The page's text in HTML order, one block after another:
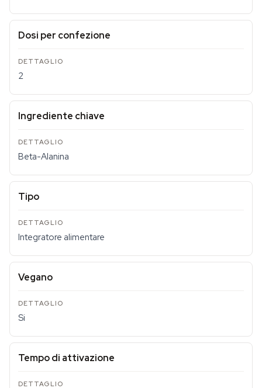
Dosi per confezione
2
Ingrediente chiave
Beta-Alanina
Tipo
Integratore alimentare
Vegano
Si
Tempo di attivazione